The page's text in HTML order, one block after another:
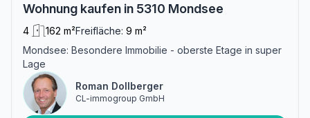
Wohnung kaufen in 5310 Mondsee
4 162 m²Freifläche: 9 m²
Mondsee: Besondere Immobilie - oberste Etage in super
Lage
Roman Dollberger
CL-immogroup GmbH